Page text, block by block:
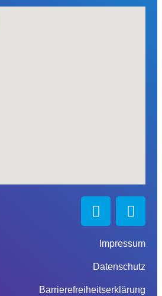
Impressum
Datenschutz
Barrierefreiheitserklärung